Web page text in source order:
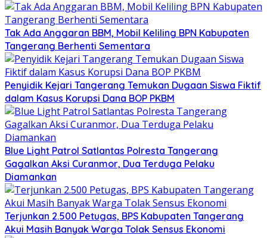
Tak Ada Anggaran BBM, Mobil Keliling BPN Kabupaten
Tangerang Berhenti Sementara
Penyidik Kejari Tangerang Temukan Dugaan Siswa Fiktif
dalam Kasus Korupsi Dana BOP PKBM
Blue Light Patrol Satlantas Polresta Tangerang
Gagalkan Aksi Curanmor, Dua Terduga Pelaku
Diamankan
Terjunkan 2.500 Petugas, BPS Kabupaten Tangerang
Akui Masih Banyak Warga Tolak Sensus Ekonomi